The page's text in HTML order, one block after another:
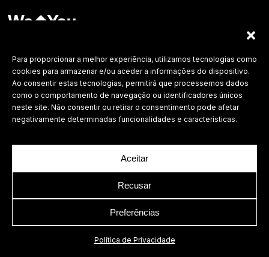
Para proporcionar a melhor experiência, utilizamos tecnologias como
cookies para armazenar e/ou aceder a informações do dispositivo.
Ao consentir estas tecnologias, permitirá que processemos dados
como o comportamento de navegação ou identificadores únicos
neste site. Não consentir ou retirar o consentimento pode afetar
negativamente determinadas funcionalidades e características.
Aceitar
Recusar
Preferências
Política de Privacidade
©2026 Todos os direitos reservados.
Política de Privacidade